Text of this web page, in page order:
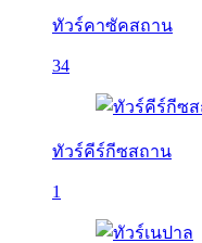
ทัวร์คาซัคสถาน
34
ทัวร์คีร์กีซสถาน
1